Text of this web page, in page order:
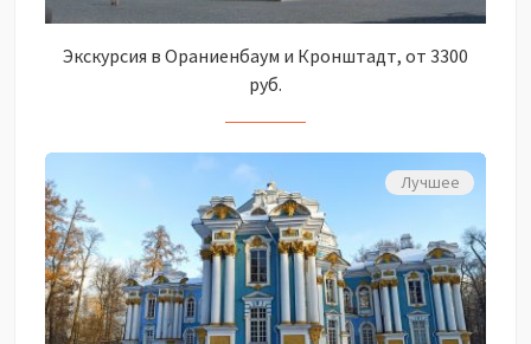
Экскурсия в Ораниенбаум и Кронштадт, от 3300
руб.
Лучшее